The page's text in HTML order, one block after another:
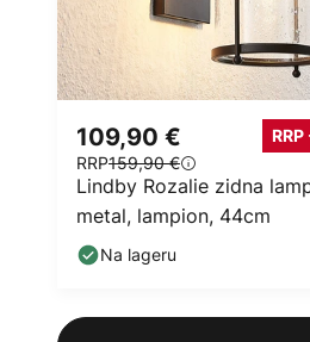
109,90 €
RRP159,90 €
Lindby Rozalie zidna
metal, lampion, 44cm
Na lageru